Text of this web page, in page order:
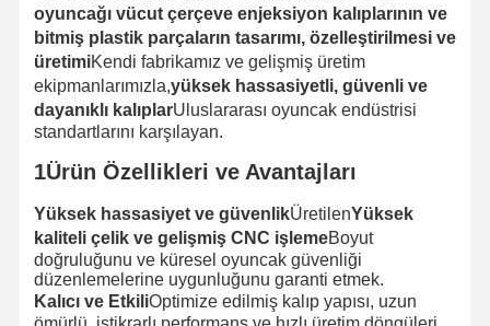
oyuncağı vücut çerçeve enjeksiyon kalıplarının ve
bitmiş plastik parçaların tasarımı, özelleştirilmesi ve
üretimiKendi fabrikamız ve gelişmiş üretim
ekipmanlarımızla,yüksek hassasiyetli, güvenli ve
dayanıklı kalıplarUluslararası oyuncak endüstrisi
standartlarını karşılayan.
1Ürün Özellikleri ve Avantajları
Yüksek hassasiyet ve güvenlikÜretilenYüksek
kaliteli çelik ve gelişmiş CNC işlemeBoyut
doğruluğunu ve küresel oyuncak güvenliği
düzenlemelerine uygunluğunu garanti etmek.
Kalıcı ve EtkiliOptimize edilmiş kalıp yapısı, uzun